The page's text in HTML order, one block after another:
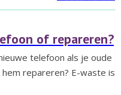
of repareren?
telefoon als je oude
repareren? E-waste is